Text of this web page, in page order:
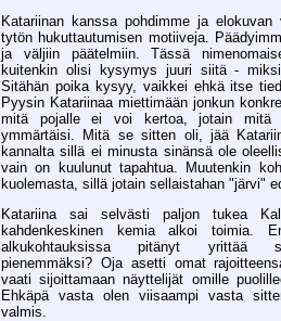
Katariinan kanssa pohdimme ja elokuvan
tytön hukuttautumisen motiiveja.
ja väljiin päätelmiin. Tässä
kuitenkin olisi kysymys juuri siitä -
Sitähän poika kysyy, vaikkei ehkä itse
Pyysin Katariinaa miettimään jonkun
mitä pojalle ei voi kertoa, jotain mitä
ymmärtäisi. Mitä se sitten oli, jää
kannalta sillä ei minusta sinänsä ole
vain on kuulunut tapahtua. Muutenkin
kuolemasta, sillä jotain sellaistahan "järvi"
Katariina sai selvästi paljon tukea
kahdenkeskinen kemia alkoi toimia.
alkukohtauksissa pitänyt yrittää
pienemmäksi? Oja asetti omat
vaati sijoittamaan näyttelijät omille
Ehkäpä vasta olen viisaampi vasta
valmis.